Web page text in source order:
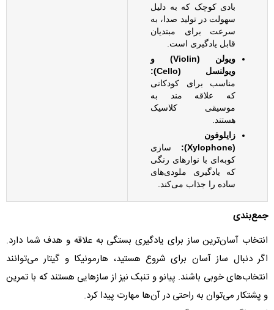
بادی کوچک که به دلیل
سهولت در تولید صدا، به
سرعت برای مبتدیان
قابل یادگیری است.
ویولن (Violin) و
ویولنسل (Cello):
مناسب برای کودکانی
که علاقه مند به
موسیقی کلاسیک
هستند.
زایلوفون
(Xylophone):
سازی
کوبه‌ای با نوارهای رنگی
که یادگیری ملودی‌های
ساده را جذاب می‌کند.
جمع‌بندی
انتخاب آسان‌ترین ساز برای یادگیری بستگی به علاقه و هدف شما دارد.
اگر دنبال ساز آسان برای شروع هستید، هارمونیکا و گیتار می‌توانند
انتخاب‌های خوبی باشند. پیانو و تنبک نیز از سازهایی هستند که با تمرین
و پشتکار می‌توان به راحتی در آن‌ها مهارت پیدا کرد.